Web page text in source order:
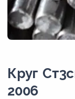
Круг
2006